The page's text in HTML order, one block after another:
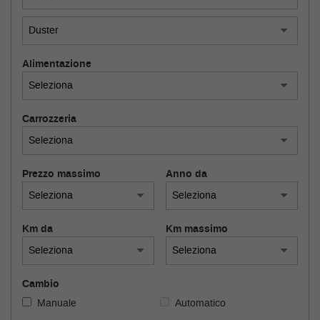
RECENSIONI
BLOG
FAQ
Alimentazione
Carrozzeria
Prezzo massimo Anno da
Km da Km massimo
Cambio
Manuale Automatico
che
adottiamo
per
offrire
le
funzionalità
e
svolgere
attività
seguito
descritte.
maggiori
informazioni
sull'utilità
sul
funzionamento